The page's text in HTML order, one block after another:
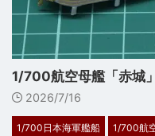
1/700航空母艦「赤城
2026/7/16
1/700日本海軍艦船 1/700航